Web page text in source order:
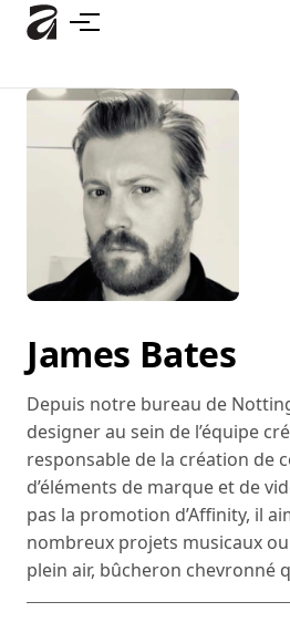
Accéder
principal
James Bates
Depuis notre bureau de
designer au sein de l’équipe
responsable de la création de
d’éléments de marque et de
pas la promotion d’Affinity, il
nombreux projets musicaux
plein air, bûcheron chevronné